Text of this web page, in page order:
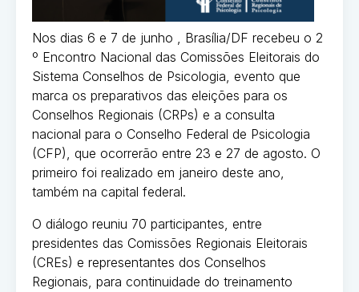
Nos dias 6 e 7 de junho , Brasília/DF recebeu o 2
º Encontro Nacional das Comissões Eleitorais do
Sistema Conselhos de Psicologia, evento que
marca os preparativos das eleições para os
Conselhos Regionais (CRPs) e a consulta
nacional para o Conselho Federal de Psicologia
(CFP), que ocorrerão entre 23 e 27 de agosto. O
primeiro foi realizado em janeiro deste ano,
também na capital federal.
O diálogo reuniu 70 participantes, entre
presidentes das Comissões Regionais Eleitorais
(CREs) e representantes dos Conselhos
Regionais, para continuidade do treinamento